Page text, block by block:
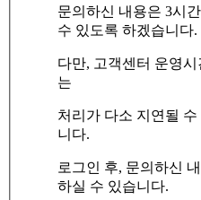
문의하신 내용은 3시
수 있도록 하겠습니다.
다만, 고객센터 운영시
는
처리가 다소 지연될
니다.
로그인 후, 문의하신
하실 수 있습니다.